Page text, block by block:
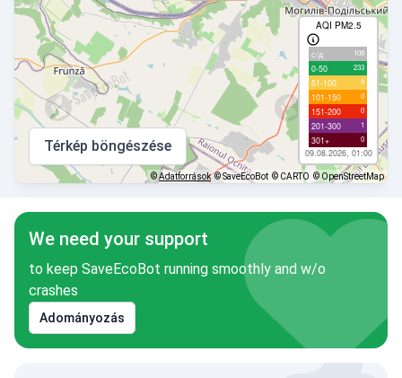
AQI PM2.5
с/д 108
0-50 233
51-100 8
101-150 0
151-200 0
201-300 1
301+ 0
09.08.2026, 01:00
Térkép böngészése
©Adatforrások © SaveEcoBot © CARTO © OpenStreetMap
We need your support
to keep SaveEcoBot running smoothly and w/o
crashes
Adományozás